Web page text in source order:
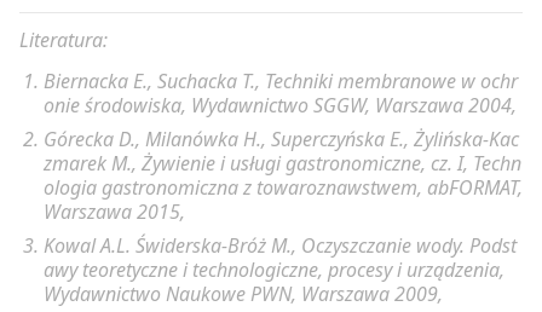
Literatura:
Biernacka E., Suchacka T., Techniki membranowe w ochr
onie środowiska, Wydawnictwo SGGW, Warszawa 2004,
Górecka D., Milanówka H., Superczyńska E., Żylińska-Kac
zmarek M., Żywienie i usługi gastronomiczne, cz. I, Techn
ologia gastronomiczna z towaroznawstwem, abFORMAT,
Warszawa 2015,
Kowal A.L. Świderska-Bróż M., Oczyszczanie wody. Podst
awy teoretyczne i technologiczne, procesy i urządzenia,
Wydawnictwo Naukowe PWN, Warszawa 2009,